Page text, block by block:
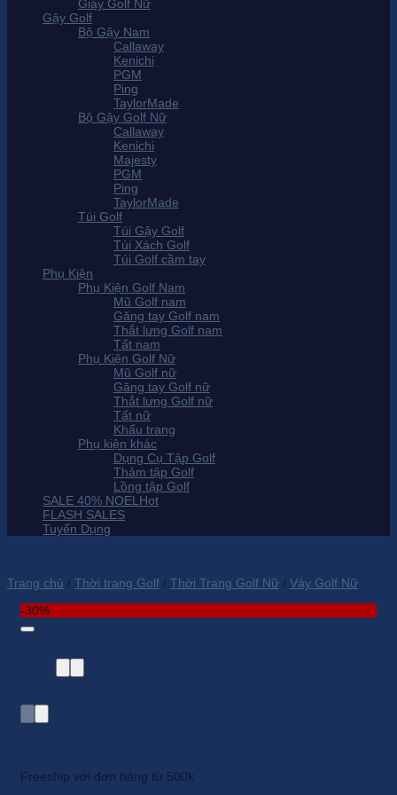
Giày Golf Nữ
Gậy Golf
Bộ Gậy Nam
Callaway
Kenichi
PGM
Ping
TaylorMade
Bộ Gậy Golf Nữ
Callaway
Kenichi
Majesty
PGM
Ping
TaylorMade
Túi Golf
Túi Gậy Golf
Túi Xách Golf
Túi Golf cầm tay
Phụ Kiện
Phụ Kiện Golf Nam
Mũ Golf nam
Găng tay Golf nam
Thắt lưng Golf nam
Tất nam
Phụ Kiện Golf Nữ
Mũ Golf nữ
Găng tay Golf nữ
Thắt lưng Golf nữ
Tất nữ
Khẩu trang
Phụ kiện khác
Dụng Cụ Tập Golf
Thảm tập Golf
Lồng tập Golf
SALE 40% NOEL
FLASH SALES
Tuyển Dụng
Trang chủ / Thời trang Golf / Thời Trang Golf Nữ / Váy Golf Nữ
-30%
Freeship với đơn hàng từ 500k